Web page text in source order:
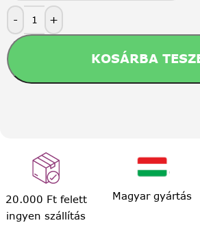
- +
KOSÁRBA
20.000 Ft felett
ingyen szállítás
Magyar gyártás